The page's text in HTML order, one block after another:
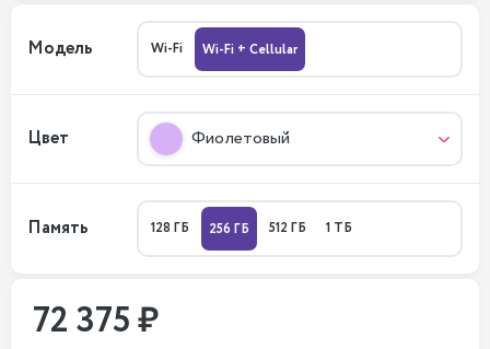
Модель Wi-Fi Wi-Fi + Cellular
Цвет Фиолетовый
Память 128 ГБ 256 ГБ 512 ГБ 1 ТБ
72 375 ₽